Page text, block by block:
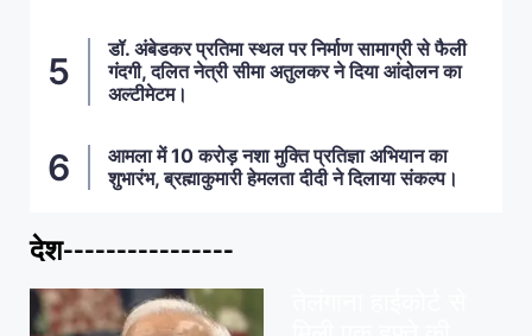
डॉ. अंबेडकर प्रतिमा स्थल पर निर्माण सामाग्री से फैली
गंदगी, दलित नेत्री सीमा अतुलकर ने दिया आंदोलन का
अल्टीमेटम।
आमला में 10 करोड़ नशा मुक्ति प्रतिज्ञा अभियान का
शुभारंभ, ब्रह्माकुमारी हेमलता दीदी ने दिलाया संकल्प।
देश----------------